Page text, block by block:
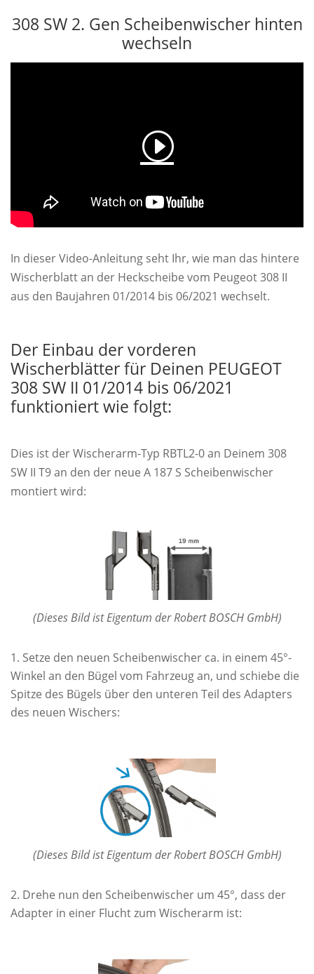
308 SW 2. Gen Scheibenwischer hinten
wechseln
In dieser Video-Anleitung seht Ihr, wie man das hintere
Wischerblatt an der Heckscheibe vom Peugeot 308 II
aus den Baujahren 01/2014 bis 06/2021 wechselt.
Der Einbau der vorderen
Wischerblätter für Deinen PEUGEOT
308 SW II 01/2014 bis 06/2021
funktioniert wie folgt:
Dies ist der Wischerarm-Typ RBTL2-0 an Deinem 308
SW II T9 an den der neue A 187 S Scheibenwischer
montiert wird:
(Dieses Bild ist Eigentum der Robert BOSCH GmbH)
Setze den neuen Scheibenwischer ca. in einem 45°-
Winkel an den Bügel vom Fahrzeug an, und schiebe die
Spitze des Bügels über den unteren Teil des Adapters
des neuen Wischers:
(Dieses Bild ist Eigentum der Robert BOSCH GmbH)
Drehe nun den Scheibenwischer um 45°, dass der
Adapter in einer Flucht zum Wischerarm ist: